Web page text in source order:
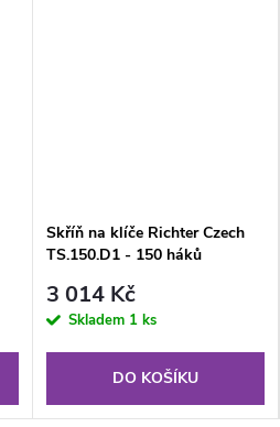
Skříň na klíče Richter Czech
TS.150.D1 - 150 háků
3 014 Kč
Skladem 1 ks
DO KOŠÍKU